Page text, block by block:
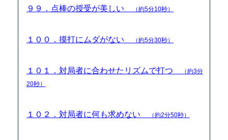
９９．点棒の授受が美しい （約5分10秒）
１００．摸打にムダがない （約5分30秒）
１０１．対局者に合わせたリズムで打つ
（約3分
20秒）
１０２．対局者に何も求めない （約2分50秒）